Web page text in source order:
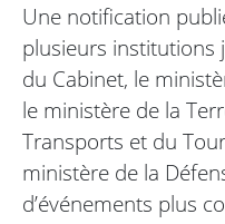
Une notification
plusieurs institutions
du Cabinet, le
le ministère de la
Transports et du
ministère de la
d’événements plus